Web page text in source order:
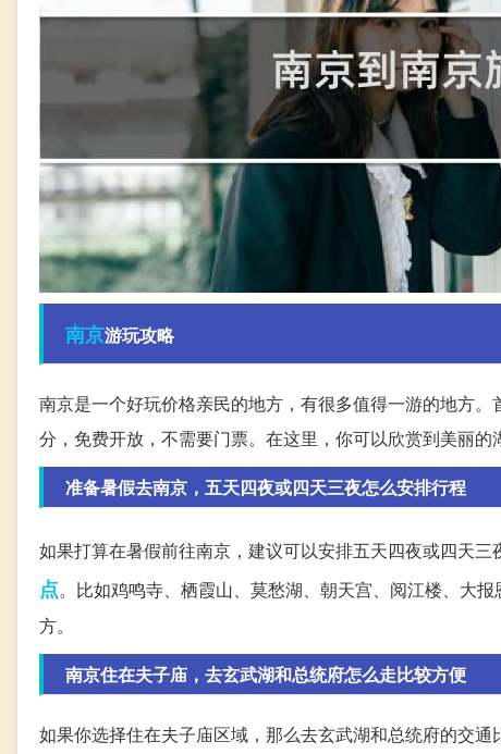
南京游玩攻略
南京是一个好玩价格亲民的地方，有很多值得一游的地方
分，免费开放，不需要门票。在这里，你可以欣赏到美丽的
准备暑假去南京，五天四夜或四天三夜怎么安排行程
如果打算在暑假前往南京，建议可以安排五天四夜或四天
点。比如鸡鸣寺、栖霞山、莫愁湖、朝天宫、阅江楼、大
方。
南京住在夫子庙，去玄武湖和总统府怎么走比较方便
如果你选择住在夫子庙区域，那么去玄武湖和总统府的交